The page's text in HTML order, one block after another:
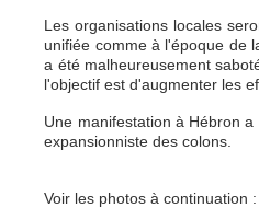
Les organisations locales
unifiée comme à l'époque de
a été malheureusement
l'objectif est d'augmenter les
Une manifestation à Hébron
expansionniste des colons.
Voir les photos à continuation :